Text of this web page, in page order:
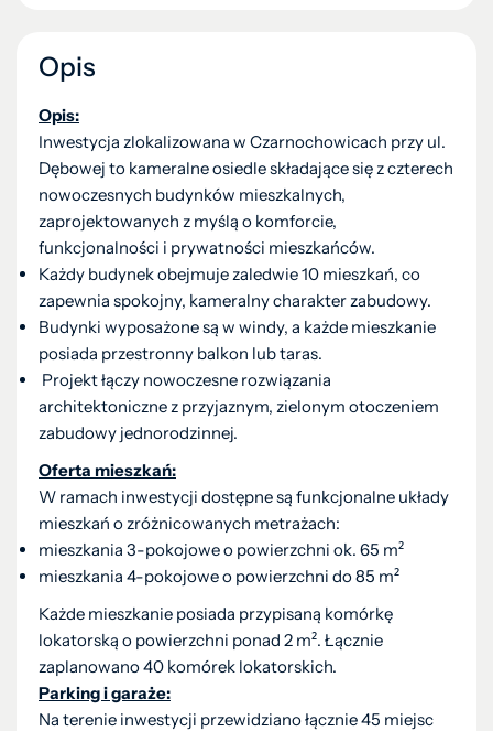
Opis
Opis:
Inwestycja zlokalizowana w Czarnochowicach przy ul.
Dębowej to kameralne osiedle składające się z czterech
nowoczesnych budynków mieszkalnych,
zaprojektowanych z myślą o komforcie,
funkcjonalności i prywatności mieszkańców.
Każdy budynek obejmuje zaledwie 10 mieszkań, co
zapewnia spokojny, kameralny charakter zabudowy.
Budynki wyposażone są w windy, a każde mieszkanie
posiada przestronny balkon lub taras.
Projekt łączy nowoczesne rozwiązania
architektoniczne z przyjaznym, zielonym otoczeniem
zabudowy jednorodzinnej.
Oferta mieszkań:
W ramach inwestycji dostępne są funkcjonalne układy
mieszkań o zróżnicowanych metrażach:
mieszkania 3-pokojowe o powierzchni ok. 65 m²
mieszkania 4-pokojowe o powierzchni do 85 m²
Każde mieszkanie posiada przypisaną komórkę
lokatorską o powierzchni ponad 2 m². Łącznie
zaplanowano 40 komórek lokatorskich.
Parking i garaże:
Na terenie inwestycji przewidziano łącznie 45 miejsc